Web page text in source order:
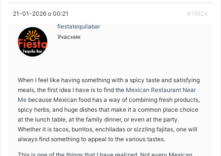
21-01-2026 о 00:21
#15624
fiestatequilabar
Учасник
When I feel like having something with a spicy taste and satisfying
meals, the first idea I have is to find the Mexican Restaurant Near
Me because Mexican food has a way of combining fresh products,
spicy herbs, and huge dishes that make it a common place choice
at the lunch table, at the family dinner, or even at the party.
Whether it is tacos, burritos, enchiladas or sizzling fajitas, one will
always find something to appeal to the various tastes.